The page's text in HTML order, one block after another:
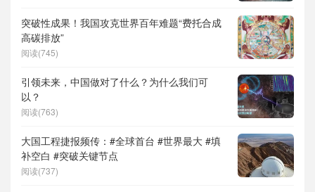
突破性成果！我国攻克世界百年难题“费托合成
高碳排放”
阅读(745)
引领未来，中国做对了什么？为什么我们可
以？
阅读(763)
大国工程捷报频传：#全球首台 #世界最大 #填
补空白 #突破关键节点
阅读(737)